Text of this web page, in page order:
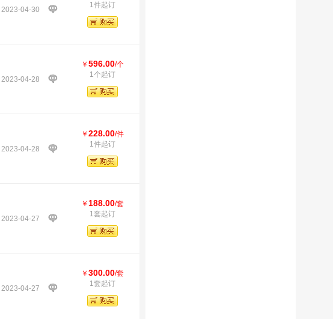
2023-04-30
1件起订
2023-04-28
￥ 596.00/个
1个起订
2023-04-28
￥ 228.00/件
1件起订
2023-04-27
￥ 188.00/套
1套起订
2023-04-27
￥ 300.00/套
1套起订